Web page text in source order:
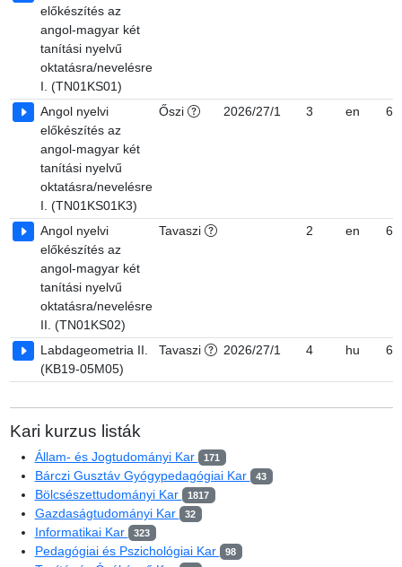
előkészítés az
angol-magyar két
tanítási nyelvű
oktatásra/nevelésre
I. (TN01KS01)
Angol nyelvi
előkészítés az
angol-magyar két
tanítási nyelvű
oktatásra/nevelésre
I. (TN01KS01K3)
Őszi 2026/27/1 3 en 6,
Angol nyelvi
előkészítés az
angol-magyar két
tanítási nyelvű
oktatásra/nevelésre
II. (TN01KS02)
Tavaszi 2 en 6,
Labdageometria II.
(KB19-05M05)
Tavaszi 2026/27/1 4 hu 6,
Kari kurzus listák
Állam- és Jogtudományi Kar 171
Bárczi Gusztáv Gyógypedagógiai Kar 43
Bölcsészettudományi Kar 1817
Gazdaságtudományi Kar 32
Informatikai Kar 323
Pedagógiai és Pszichológiai Kar 98